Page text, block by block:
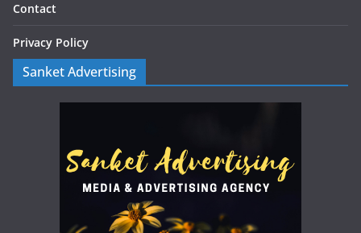
Contact
Privacy Policy
Sanket Advertising